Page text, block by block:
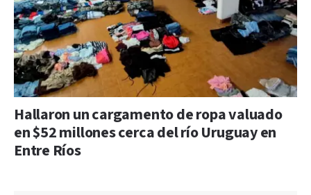
Hallaron un cargamento de ropa valuado
en $52 millones cerca del río Uruguay en
Entre Ríos